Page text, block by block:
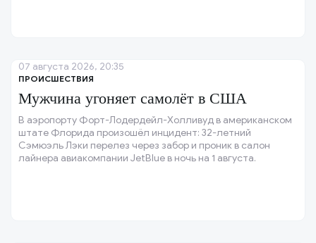
ПРОИСШЕСТВИЯ
Мужчина угоняет самолёт в США
В аэропорту Форт-Лодердейл-Холливуд в американском
штате Флорида произошёл инцидент: 32-летний
Сэмюэль Лэки перелез через забор и проник в салон
лайнера авиакомпании JetBlue в ночь на 1 августа.
07 августа 2026, 20:35